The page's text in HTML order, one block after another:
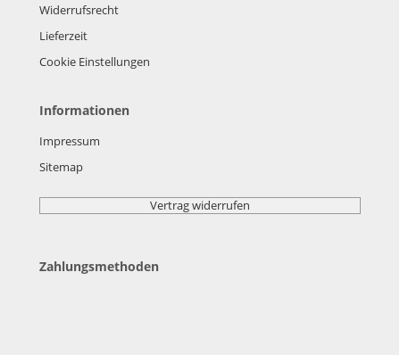
Widerrufsrecht
Lieferzeit
Cookie Einstellungen
Informationen
Impressum
Sitemap
Vertrag widerrufen
Zahlungsmethoden